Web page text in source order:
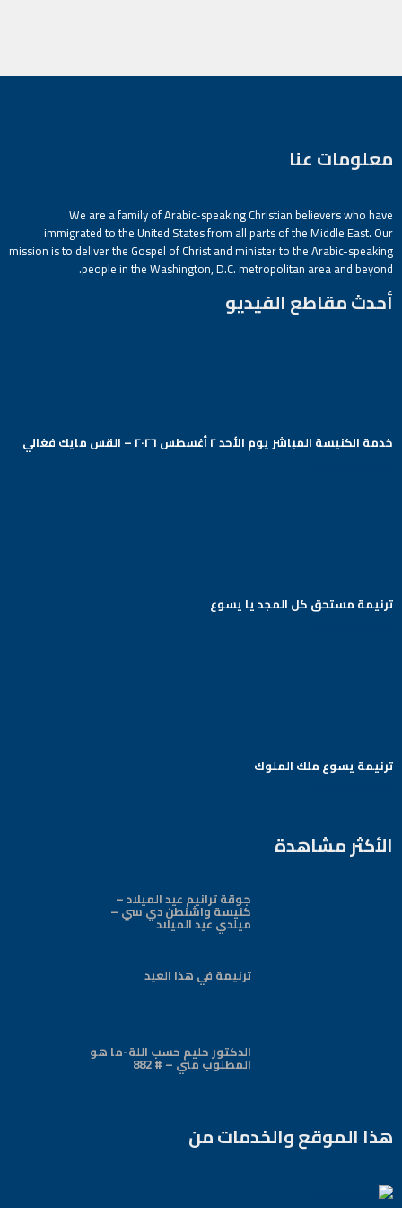
معلومات عنا
We are a family of Arabic-speaking Christian believers who have
immigrated to the United States from all parts of the Middle East. Our
mission is to deliver the Gospel of Christ and minister to the Arabic-speaking
people in the Washington, D.C. metropolitan area and beyond.
أحدث مقاطع الفيديو
خدمة الكنيسة المباشر يوم الأحد ٢ أغسطس ٢٠٢٦ – القس مايك فغالي
ترنيمة مستحق كل المجد يا يسوع
ترنيمة يسوع ملك الملوك
الأكثر مشاهدة
جوقة ترانيم عيد الميلاد –
كنيسة واشنطن دي سي –
ميلدي عيد الميلاد
ترنيمة في هذا العيد
الدكتور حليم حسب اللة-ما هو
المطلوب مني – # 882
هذا الموقع والخدمات من